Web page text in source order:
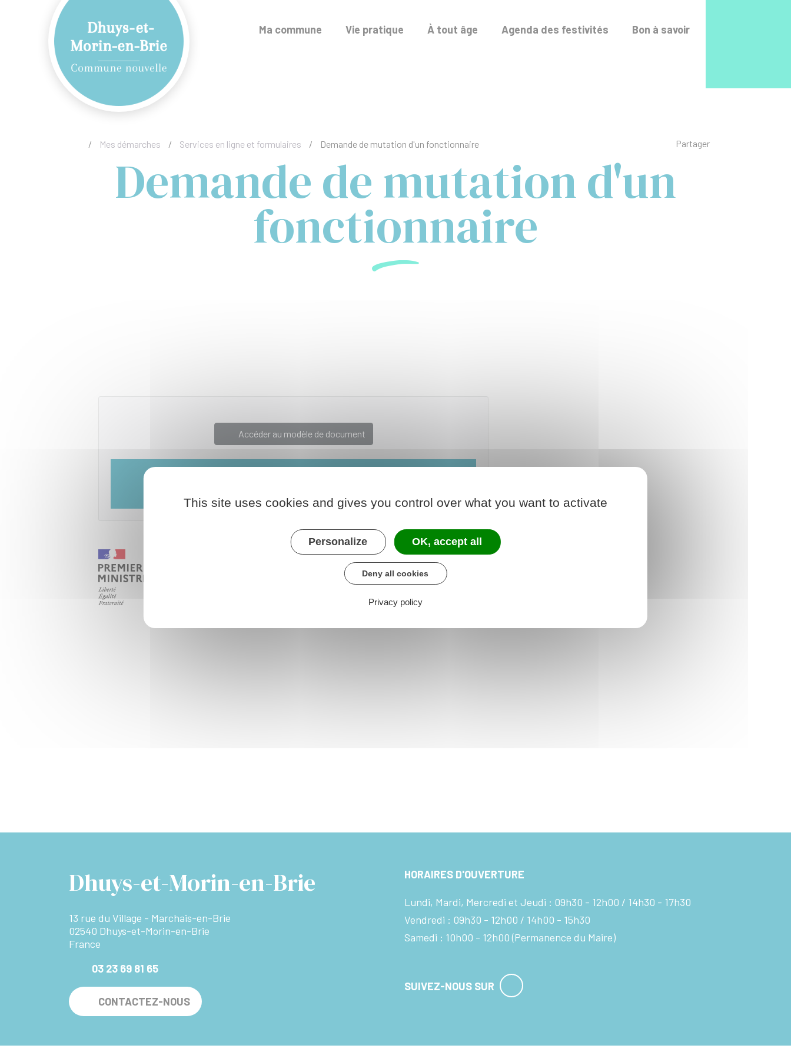
Ma commune Vie pratique À tout âge Agenda des festivités Bon à savoir
/ Mes démarches / Services en ligne et formulaires / Demande de mutation d'un fonctionnaire Partager
Demande de mutation d'un
fonctionnaire
Accéder au modèle de document
Direction de l'information légale et administrative (Dila) - Premier ministre
Dhuys-et-Morin-en-Brie
13 rue du Village - Marchais-en-Brie
02540 Dhuys-et-Morin-en-Brie
France
03 23 69 81 65
CONTACTEZ-NOUS
HORAIRES D'OUVERTURE
Lundi, Mardi, Mercredi et Jeudi : 09h30 - 12h00
14h30 - 17h30
Vendredi : 09h30 - 12h00
14h00 - 15h30
Samedi : 10h00 - 12h00 (Permanence du Maire)
SUIVEZ-NOUS SUR
This site uses cookies and gives you control over what you want to activate
Personalize OK, accept all
Deny all cookies
Privacy policy